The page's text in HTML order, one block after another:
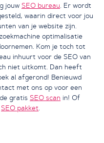
jouw SEO bureau. Er wordt
waarin direct voor jou
van je website zijn.
optimalisatie
Kom je toch tot
inhuurt voor de SEO van
niet uitkomt. Dan heeft
al afgerond! Benieuwd
met ons op voor een
gratis SEO scan in! Of
SEO pakket.